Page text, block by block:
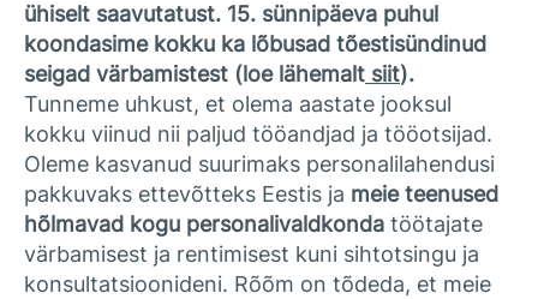
ühiselt saavutatust. 15. sünnipäeva puhul
koondasime kokku ka lõbusad tõestisündinud
seigad värbamistest (loe lähemalt siit).
Tunneme uhkust, et olema aastate jooksul
kokku viinud nii paljud tööandjad ja tööotsijad.
Oleme kasvanud suurimaks personalilahendusi
pakkuvaks ettevõtteks Eestis ja meie teenused
hõlmavad kogu personalivaldkonda töötajate
värbamisest ja rentimisest kuni sihtotsingu ja
konsultatsioonideni. Rõõm on tõdeda, et meie